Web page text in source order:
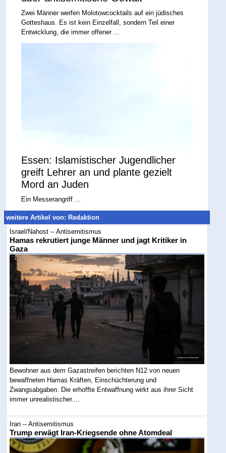
Zwei Männer werfen Molotowcocktails auf ein jüdisches
Gotteshaus. Es ist kein Einzelfall, sondern Teil einer
Entwicklung, die immer offener ...
Essen: Islamistischer Jugendlicher
greift Lehrer an und plante gezielt
Mord an Juden
Ein Messerangriff ...
weitere Artikel von: Redaktion
Israel/Nahost -- Antisemitismus
Hamas rekrutiert junge Männer und jagt Kritiker in
Gaza
Bewohner aus dem Gazastreifen berichten N12 von neuen
bewaffneten Hamas Kräften, Einschüchterung und
Zwangsabgaben. Die erhoffte Entwaffnung wirkt aus ihrer Sicht
immer unrealistischer....
Iran -- Antisemitismus
Trump erwägt Iran-Kriegsende ohne Atomdeal